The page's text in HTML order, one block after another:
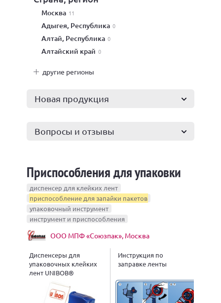
Москва 11
Адыгея, Республика 0
Алтай, Республика 0
Алтайский край 0
другие регионы
Новая продукция
Вопросы и отзывы
Приспособления для упаковки
диспенсер для клейких лент
приспособление для запайки пакетов
упаковочный инструмент
инструмент и приспособления
ООО МПФ «Союзпак», Москва
Диспенсеры для
упаковочных клейких
лент UNIBOB®
Инструкция по
заправке ленты